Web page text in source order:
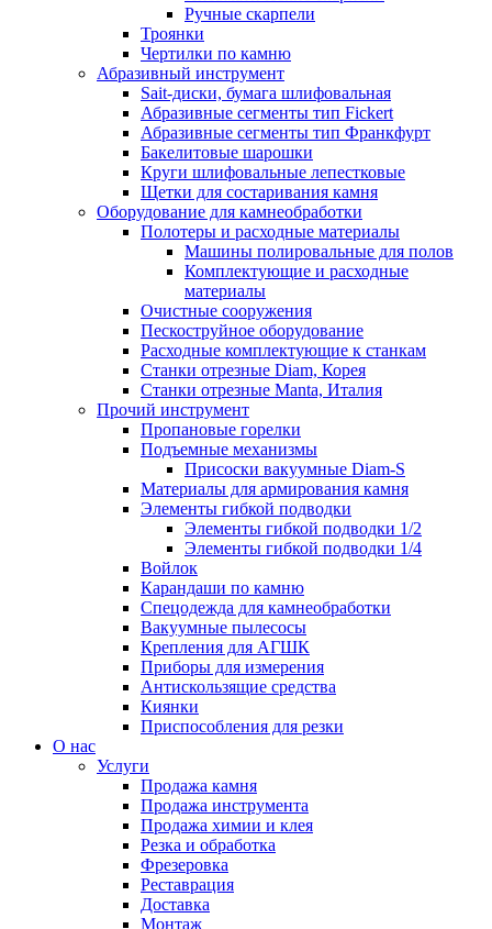
Ручные скарпели
Троянки
Чертилки по камню
Абразивный инструмент
Sait-диски, бумага шлифовальная
Абразивные сегменты тип Fickert
Абразивные сегменты тип Франкфурт
Бакелитовые шарошки
Круги шлифовальные лепестковые
Щетки для состаривания камня
Оборудование для камнеобработки
Полотеры и расходные материалы
Машины полировальные для полов
Комплектующие и расходные
материалы
Очистные сооружения
Пескоструйное оборудование
Расходные комплектующие к станкам
Станки отрезные Diam, Корея
Станки отрезные Manta, Италия
Прочий инструмент
Пропановые горелки
Подъeмные механизмы
Присоски вакуумные Diam-S
Материалы для армирования камня
Элементы гибкой подводки
Элементы гибкой подводки 1/2
Элементы гибкой подводки 1/4
Войлок
Карандаши по камню
Спецодежда для камнеобработки
Вакуумные пылесосы
Крепления для АГШК
Приборы для измерения
Антискользящие средства
Киянки
Приспособления для резки
О нас
Услуги
Продажа камня
Продажа инструмента
Продажа химии и клея
Резка и обработка
Фрезеровка
Реставрация
Доставка
Монтаж